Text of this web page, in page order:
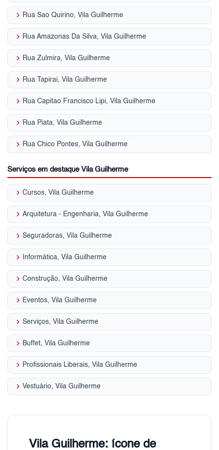
keyboard_arrow_right Rua Sao Quirino, Vila Guilherme
keyboard_arrow_right Rua Amazonas Da Silva, Vila Guilherme
keyboard_arrow_right Rua Zulmira, Vila Guilherme
keyboard_arrow_right Rua Tapirai, Vila Guilherme
keyboard_arrow_right Rua Capitao Francisco Lipi, Vila Guilherme
keyboard_arrow_right Rua Piata, Vila Guilherme
keyboard_arrow_right Rua Chico Pontes, Vila Guilherme
Serviços em destaque Vila Guilherme
keyboard_arrow_right Cursos, Vila Guilherme
keyboard_arrow_right Arquitetura - Engenharia, Vila Guilherme
keyboard_arrow_right Seguradoras, Vila Guilherme
keyboard_arrow_right Informática, Vila Guilherme
keyboard_arrow_right Construção, Vila Guilherme
keyboard_arrow_right Eventos, Vila Guilherme
keyboard_arrow_right Serviços, Vila Guilherme
keyboard_arrow_right Buffet, Vila Guilherme
keyboard_arrow_right Profissionais Liberais, Vila Guilherme
keyboard_arrow_right Vestuário, Vila Guilherme
Vila Guilherme: ícone de